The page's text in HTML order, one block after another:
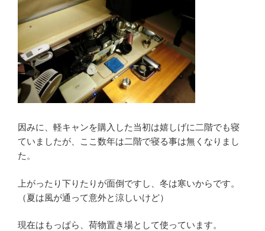
因みに、軽キャンを購入した当初は嬉しげに二階でも寝
ていましたが、ここ数年は二階で寝る事は無くなりまし
た。
上がったり下りたりが面倒ですし、冬は寒いからです。
（夏は風が通って意外と涼しいけど）
現在はもっぱら、荷物置き場として使っています。